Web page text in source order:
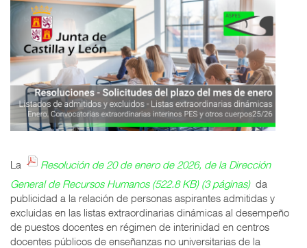
La
Resolución de 20 de enero de 2026, de la Dirección
General de Recursos Humanos (522.8 KB) (3 páginas) da
publicidad a la relación de personas aspirantes admitidas y
excluidas en las listas extraordinarias dinámicas al desempeño
de puestos docentes en régimen de interinidad en centros
docentes públicos de enseñanzas no universitarias de la